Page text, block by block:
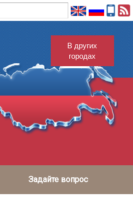
В других
городах
Задайте вопрос